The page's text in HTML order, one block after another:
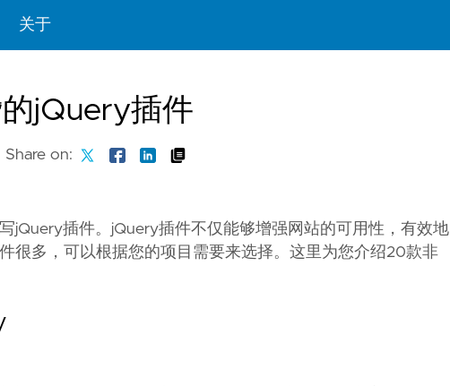
关于
jQuery插件
Share on:
jQuery插件。jQuery插件不仅能够增强网站的可用性，有效地
很多，可以根据您的项目需要来选择。这里为您介绍20款非